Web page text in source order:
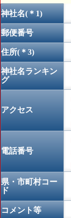
神社名(＊1)
郵便番号
住所(＊3)
神社名ランキン
グ
アクセス
電話番号
県・市町村コー
ド
コメント等